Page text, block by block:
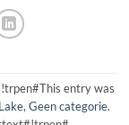
entry was
, Geen categorie.